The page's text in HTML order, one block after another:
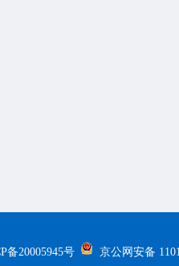
备20005945号 京公网安备